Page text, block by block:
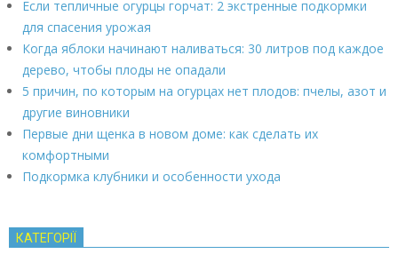
Если тепличные огурцы горчат: 2 экстренные подкормки
для спасения урожая
Когда яблоки начинают наливаться: 30 литров под каждое
дерево, чтобы плоды не опадали
5 причин, по которым на огурцах нет плодов: пчелы, азот и
другие виновники
Первые дни щенка в новом доме: как сделать их
комфортными
Подкормка клубники и особенности ухода
КАТЕГОРІЇ